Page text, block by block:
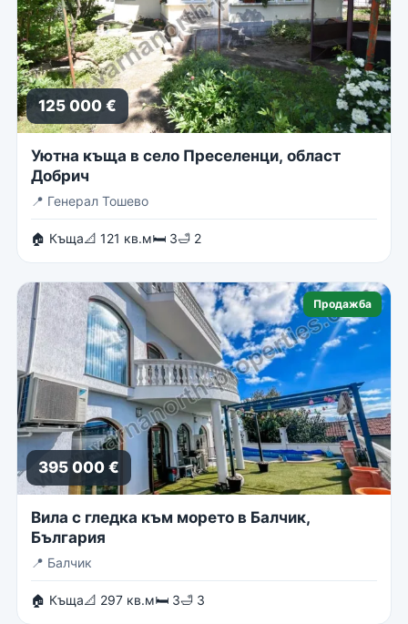
125 000 €
Уютна къща в село Преселенци, област
Добрич
📍 Генерал Тошево
🏠 Къща📐 121 кв.м🛏 3🛁 2
Продажба
395 000 €
Вила с гледка към морето в Балчик,
България
📍 Балчик
🏠 Къща📐 297 кв.м🛏 3🛁 3